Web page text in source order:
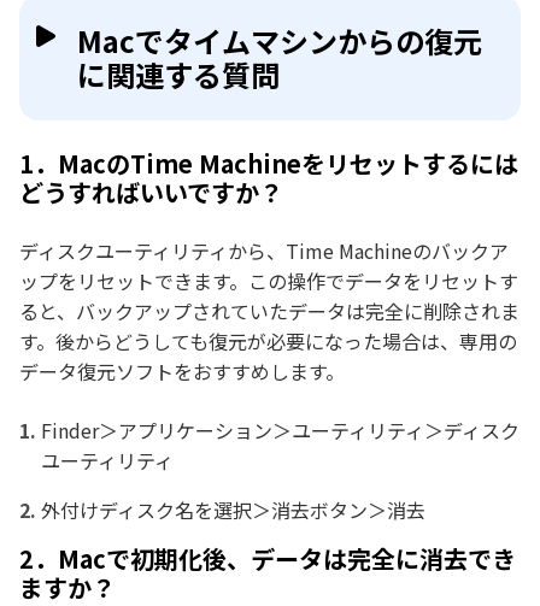
Macでタイムマシンからの復元
に関連する質問
1．MacのTime Machineをリセットするには
どうすればいいですか？
ディスクユーティリティから、Time Machineのバックア
ップをリセットできます。この操作でデータをリセットす
ると、バックアップされていたデータは完全に削除されま
す。後からどうしても復元が必要になった場合は、専用の
データ復元ソフトをおすすめします。
Finder＞アプリケーション＞ユーティリティ＞ディスク
ユーティリティ
外付けディスク名を選択＞消去ボタン＞消去
2．Macで初期化後、データは完全に消去でき
ますか？